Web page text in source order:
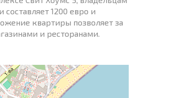
1200 евро и
квартиры позволяет за
и ресторанами.